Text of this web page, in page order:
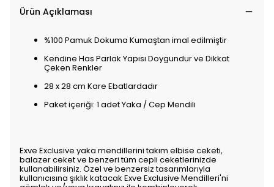
Ürün Açıklaması
%100 Pamuk Dokuma Kumaştan imal edilmiştir
Kendine Has Parlak Yapısı Doygundur ve Dikkat
Çeken Renkler
28 x 28 cm Kare Ebatlardadır
Paket içeriği: 1 adet Yaka / Cep Mendili
Exve Exclusive yaka mendillerini takım elbise ceketi,
balazer ceket ve benzeri tüm cepli ceketlerinizde
kullanabilirsiniz. Özel ve benzersiz tasarımlarıyla
kullanıcısına şıklık katacak Exve Exclusive Mendilleri'ni